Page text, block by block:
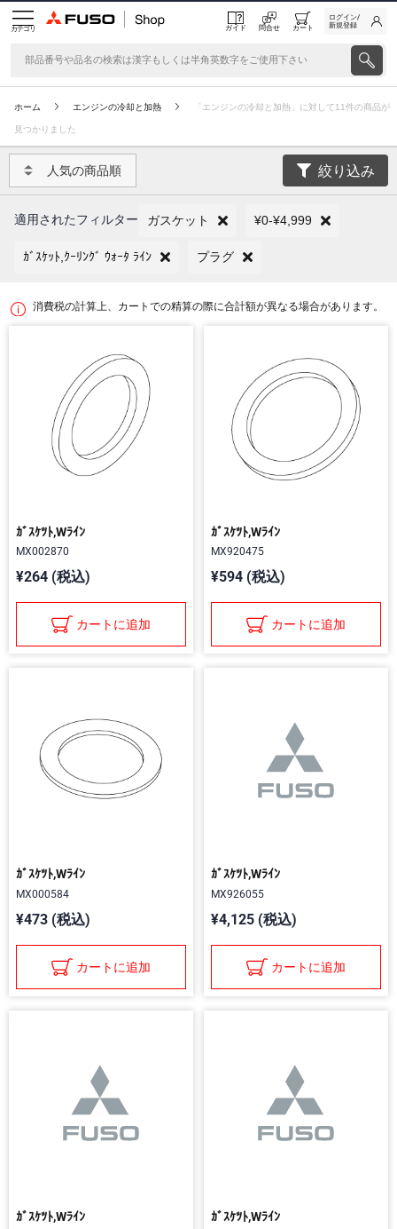
カテゴリ ガイド 問合せ カート
ログイン/
新規登録
ホーム エンジンの冷却と加熱 「エンジンの冷却と加熱」に対して11件の商品が
見つかりました
人気の商品順 絞り込み
適用されたフィルター ガスケット ¥0-¥4,999
ｶﾞｽｹｯﾄ,ｸｰﾘﾝｸﾞ ｳｫｰﾀ ﾗｲﾝ プラグ
消費税の計算上、カートでの精算の際に合計額が異なる場合があります。
ｶﾞｽｹﾂﾄ,Wﾗｲﾝ
MX002870
¥264 (税込)
カートに追加
ｶﾞｽｹﾂﾄ,Wﾗｲﾝ
MX920475
¥594 (税込)
カートに追加
ｶﾞｽｹﾂﾄ,Wﾗｲﾝ
MX000584
¥473 (税込)
カートに追加
ｶﾞｽｹﾂﾄ,Wﾗｲﾝ
MX926055
¥4,125 (税込)
カートに追加
ｶﾞｽｹﾂﾄ,Wﾗｲﾝ ｶﾞｽｹﾂﾄ,Wﾗｲﾝ